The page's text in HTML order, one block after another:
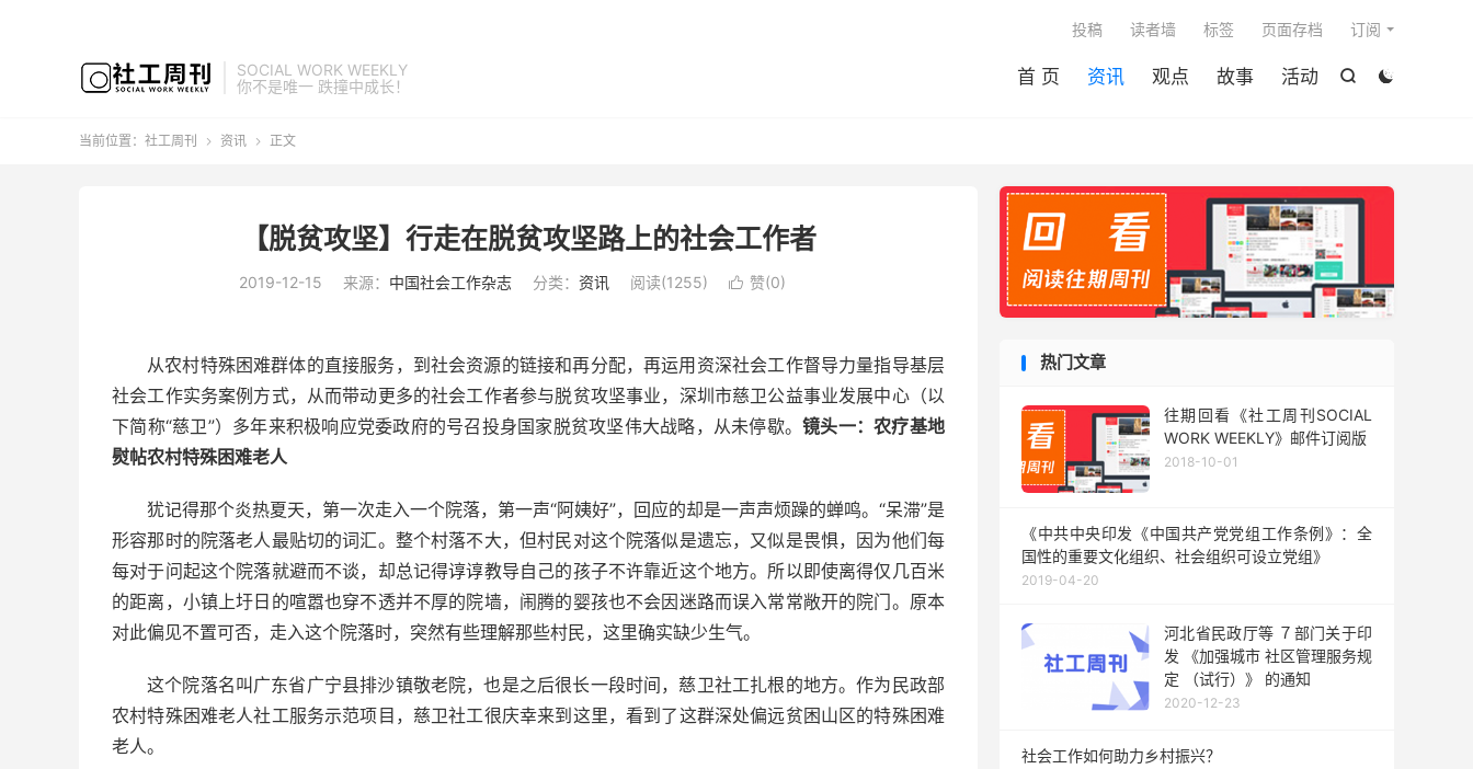
SOCIAL WORK WEEKLY
你不是唯一 跌撞中成长！


首 页 资讯 观点 故事 活动
投稿 读者墙 标签 页面存档 订阅
当前位置： 社工周刊  资讯  正文
【脱贫攻坚】行走在脱贫攻坚路上的社会工作者
2019-12-15 来源： 中国社会工作杂志 分类： 资讯 阅读(1255)  赞(0)
从农村特殊困难群体的直接服务，到社会资源的链接和再分配，再运用资深社会工作督导力量指导基层
社会工作实务案例方式，从而带动更多的社会工作者参与脱贫攻坚事业，深圳市慈卫公益事业发展中心（以
下简称“慈卫”）多年来积极响应党委政府的号召投身国家脱贫攻坚伟大战略，从未停歇。镜头一：农疗基地
熨帖农村特殊困难老人
犹记得那个炎热夏天，第一次走入一个院落，第一声“阿姨好”，回应的却是一声声烦躁的蝉鸣。“呆滞”是
形容那时的院落老人最贴切的词汇。整个村落不大，但村民对这个院落似是遗忘，又似是畏惧，因为他们每
每对于问起这个院落就避而不谈，却总记得谆谆教导自己的孩子不许靠近这个地方。所以即使离得仅几百米
的距离，小镇上圩日的喧嚣也穿不透并不厚的院墙，闹腾的婴孩也不会因迷路而误入常常敞开的院门。原本
对此偏见不置可否，走入这个院落时，突然有些理解那些村民，这里确实缺少生气。
这个院落名叫广东省广宁县排沙镇敬老院，也是之后很长一段时间，慈卫社工扎根的地方。作为民政部
农村特殊困难老人社工服务示范项目，慈卫社工很庆幸来到这里，看到了这群深处偏远贫困山区的特殊困难
老人。
热门文章
往期回看《社工周刊SOCIAL
WORK WEEKLY》邮件订阅版
2018-10-01
《中共中央印发《中国共产党党组工作条例》：全
国性的重要文化组织、社会组织可设立党组》
2019-04-20
河北省民政厅等 ７部门关于印
发 《加强城市 社区管理服务规
定 （试行）》 的通知
2020-12-23
社会工作如何助力乡村振兴？